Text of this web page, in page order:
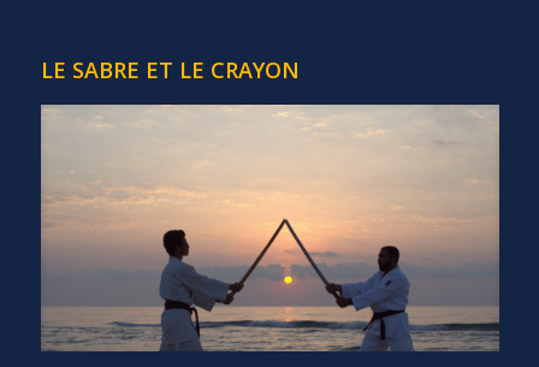
LE SABRE ET LE CRAYON